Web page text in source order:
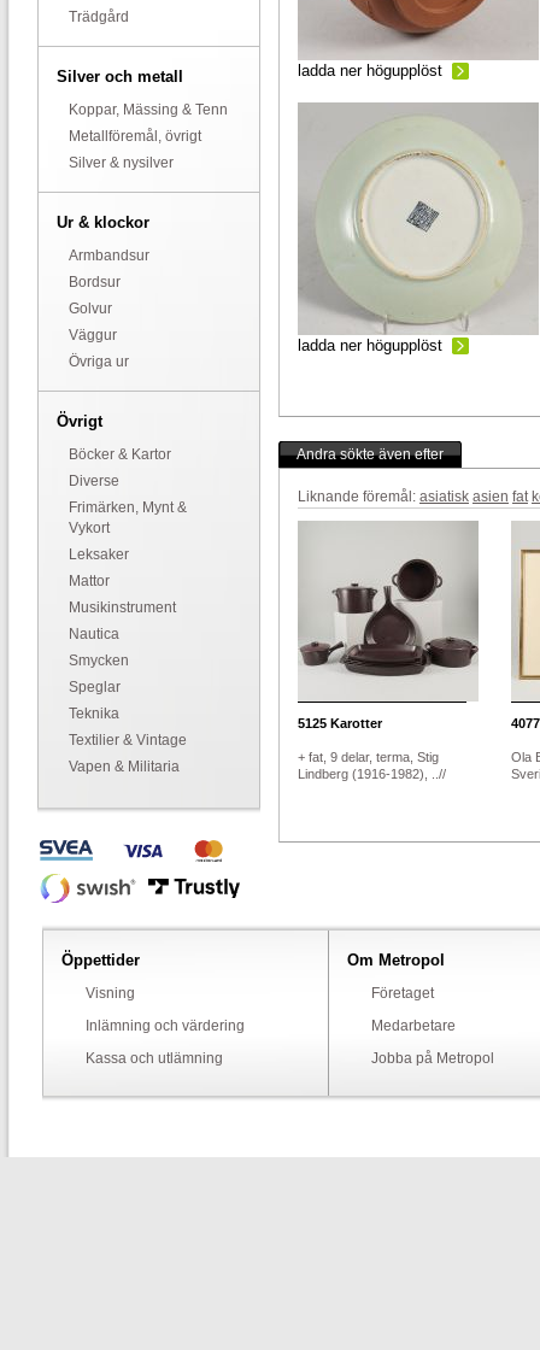
Trädgård
Silver och metall
Koppar, Mässing & Tenn
Metallföremål, övrigt
Silver & nysilver
Ur & klockor
Armbandsur
Bordsur
Golvur
Väggur
Övriga ur
Övrigt
Böcker & Kartor
Diverse
Frimärken, Mynt &
Vykort
Leksaker
Mattor
Musikinstrument
Nautica
Smycken
Speglar
Teknika
Textilier & Vintage
Vapen & Militaria
ladda ner högupplöst
ladda ner högupplöst
Andra sökte även efter
Liknande föremål: asiatisk asien fat
5125 Karotter
+ fat, 9 delar, terma, Stig
Lindberg (1916-1982), ..//
4077
Ola
Öppettider
Visning
Inlämning och värdering
Kassa och utlämning
Om Metropol
Företaget
Medarbetare
Jobba på Metropol